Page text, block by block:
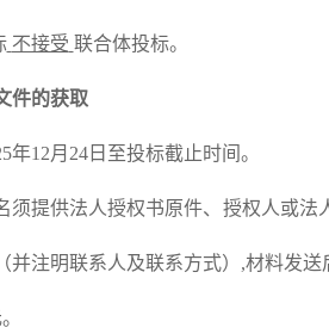
不接受 联合体投标。
件的获取
年12月 24日 至投标截止时间 。
须提供法人授权书原件、授权人或
并注明联系人及联系方式）,材料发